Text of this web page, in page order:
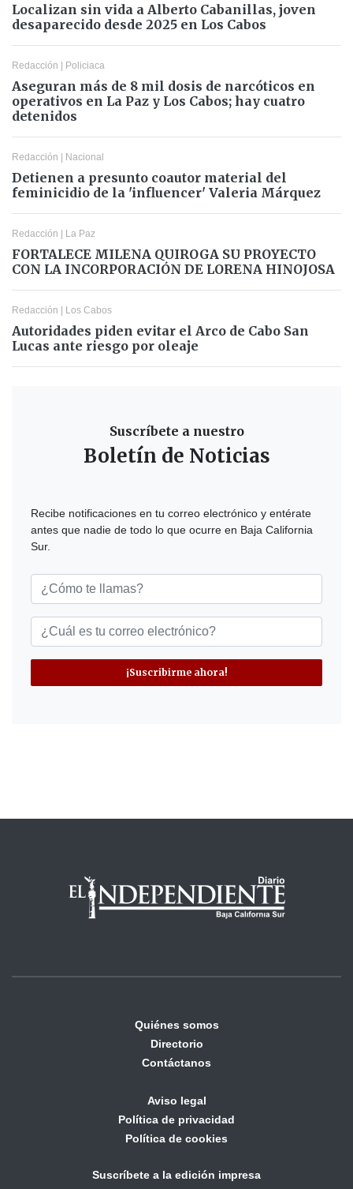
Localizan sin vida a Alberto Cabanillas, joven
desaparecido desde 2025 en Los Cabos
Redacción | Policiaca
Aseguran más de 8 mil dosis de narcóticos en
operativos en La Paz y Los Cabos; hay cuatro
detenidos
Redacción | Nacional
Detienen a presunto coautor material del
feminicidio de la 'influencer' Valeria Márquez
Redacción | La Paz
FORTALECE MILENA QUIROGA SU PROYECTO
CON LA INCORPORACIÓN DE LORENA HINOJOSA
Redacción | Los Cabos
Autoridades piden evitar el Arco de Cabo San
Lucas ante riesgo por oleaje
Suscríbete a nuestro
Boletín de Noticias
Recibe notificaciones en tu correo electrónico y entérate
antes que nadie de todo lo que ocurre en Baja California
Sur.
¡Suscribirme ahora!
Quiénes somos
Directorio
Contáctanos
Aviso legal
Política de privacidad
Política de cookies
Suscríbete a la edición impresa